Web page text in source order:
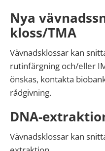
Nya
kloss/TMA
Vävnadsklossar kan
rutinfärgning och/eller
önskas, kontakta
rådgivning.
DNA-
Vävnadsklossar kan